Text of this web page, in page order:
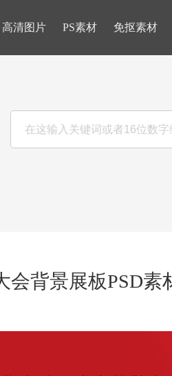
高清图片 PS素材 免抠素材
会背景展板PSD素